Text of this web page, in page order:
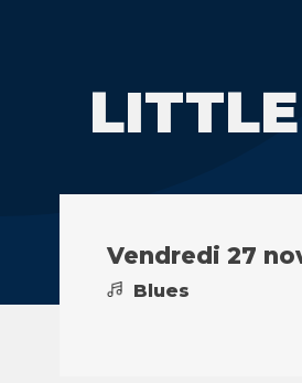
Vendredi 27
Blues